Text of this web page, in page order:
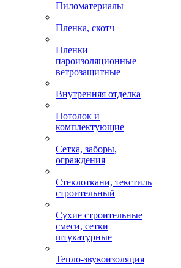
Пиломатериалы
Пленка, скотч
Пленки
пароизоляционные
ветрозащитные
Внутренняя отделка
Потолок и
комплектующие
Сетка, заборы,
ограждения
Стеклоткани, текстиль
строительный
Сухие строительные
смеси, сетки
штукатурные
Тепло-звукоизоляция